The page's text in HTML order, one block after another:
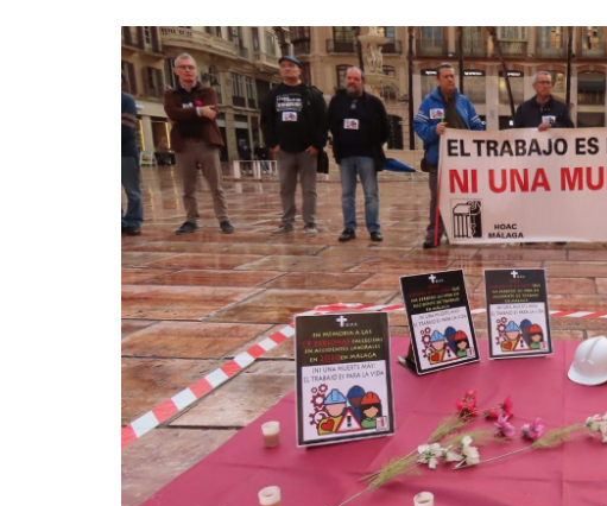
Laboral
La mundialización
El amor en el mundo
Los empobrecidos por el
mundo
Radio — Mundo obrero hoy
Vidas precarias
Libro
Cine
Dos minutos
Aplicaciones
Música
Poesía
Relato